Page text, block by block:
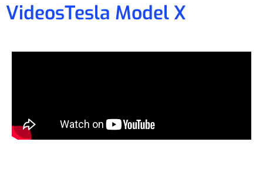
VideosTesla Model X